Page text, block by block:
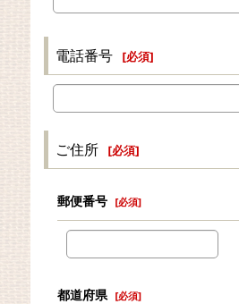
電話番号 [必須]
ご住所 [必須]
郵便番号 [必須]
都道府県 [必須]